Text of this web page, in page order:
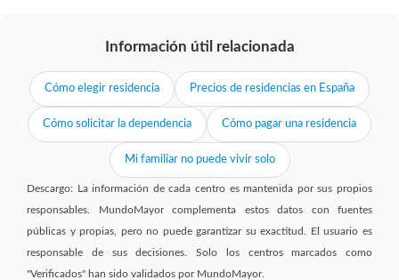
Información útil relacionada
Cómo elegir residencia Precios de residencias en España
Cómo solicitar la dependencia Cómo pagar una residencia
Mi familiar no puede vivir solo
Descargo: La información de cada centro es mantenida por sus propios
responsables. MundoMayor complementa estos datos con fuentes
públicas y propias, pero no puede garantizar su exactitud. El usuario es
responsable de sus decisiones. Solo los centros marcados como
"Verificados" han sido validados por MundoMayor.